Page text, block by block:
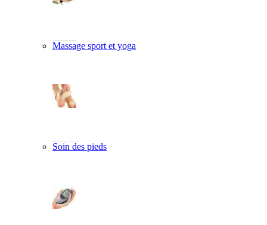
Massage sport et yoga
Soin des pieds